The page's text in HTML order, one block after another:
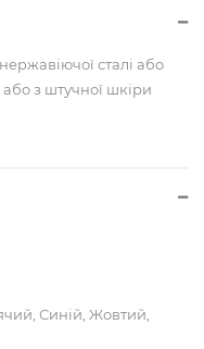
сталі або
з штучної шкіри
Синій, Жовтий,